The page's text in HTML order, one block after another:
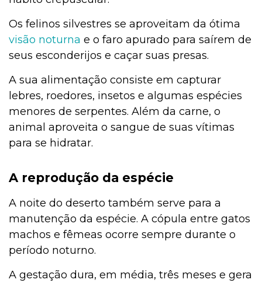
Os felinos silvestres se aproveitam da ótima
visão noturna e o faro apurado para saírem de
seus esconderijos e caçar suas presas.
A sua alimentação consiste em capturar
lebres, roedores, insetos e algumas espécies
menores de serpentes. Além da carne, o
animal aproveita o sangue de suas vítimas
para se hidratar.
A reprodução da espécie
A noite do deserto também serve para a
manutenção da espécie. A cópula entre gatos
machos e fêmeas ocorre sempre durante o
período noturno.
A gestação dura, em média, três meses e gera